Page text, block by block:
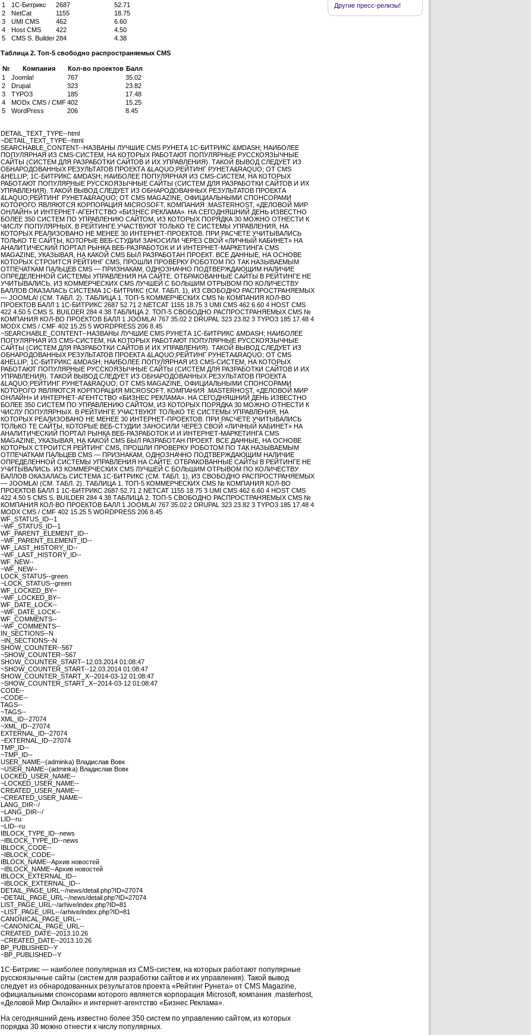
1
1С-Битрикс 2687
52.71
2
NetCat 1155
18.75
3
UMI CMS 462
6.60
4
Host CMS 422
4.50
5
CMS S. Builder284 4.38
Таблица 2. Топ-5 свободно распространяемых CMS
№ Компания Кол-во проектов Балл
1
Joomla! 767
35.02
2
Drupal 323
23.82
3
TYPO3 185
17.48
4
MODx CMS / CMF402
15.25
5
WordPress 206 8.45
DETAIL_TEXT_TYPE--html
~DETAIL_TEXT_TYPE--html
SEARCHABLE_CONTENT--НАЗВАНЫ ЛУЧШИЕ CMS РУНЕТА 1С-БИТРИКС &MDASH; НАИБОЛЕЕ
ПОПУЛЯРНАЯ ИЗ CMS-СИСТЕМ, НА КОТОРЫХ РАБОТАЮТ ПОПУЛЯРНЫЕ РУССКОЯЗЫЧНЫЕ
САЙТЫ (СИСТЕМ ДЛЯ РАЗРАБОТКИ САЙТОВ И ИХ УПРАВЛЕНИЯ). ТАКОЙ ВЫВОД СЛЕДУЕТ ИЗ
ОБНАРОДОВАННЫХ РЕЗУЛЬТАТОВ ПРОЕКТА &LAQUO;РЕЙТИНГ РУНЕТА&RAQUO; ОТ CMS
&HELLIP; 1С-БИТРИКС &MDASH; НАИБОЛЕЕ ПОПУЛЯРНАЯ ИЗ CMS-СИСТЕМ, НА КОТОРЫХ
РАБОТАЮТ ПОПУЛЯРНЫЕ РУССКОЯЗЫЧНЫЕ САЙТЫ (СИСТЕМ ДЛЯ РАЗРАБОТКИ САЙТОВ И ИХ
УПРАВЛЕНИЯ). ТАКОЙ ВЫВОД СЛЕДУЕТ ИЗ ОБНАРОДОВАННЫХ РЕЗУЛЬТАТОВ ПРОЕКТА
&LAQUO;РЕЙТИНГ РУНЕТА&RAQUO; ОТ CMS MAGAZINE, ОФИЦИАЛЬНЫМИ СПОНСОРАМИ
КОТОРОГО ЯВЛЯЮТСЯ КОРПОРАЦИЯ MICROSOFT, КОМПАНИЯ .MASTERHOST, «ДЕЛОВОЙ МИР
ОНЛАЙН» И ИНТЕРНЕТ-АГЕНТСТВО «БИЗНЕС РЕКЛАМА». НА СЕГОДНЯШНИЙ ДЕНЬ ИЗВЕСТНО
БОЛЕЕ 350 СИСТЕМ ПО УПРАВЛЕНИЮ САЙТОМ, ИЗ КОТОРЫХ ПОРЯДКА 30 МОЖНО ОТНЕСТИ К
ЧИСЛУ ПОПУЛЯРНЫХ. В РЕЙТИНГЕ УЧАСТВУЮТ ТОЛЬКО ТЕ СИСТЕМЫ УПРАВЛЕНИЯ, НА
КОТОРЫХ РЕАЛИЗОВАНО НЕ МЕНЕЕ 30 ИНТЕРНЕТ-ПРОЕКТОВ. ПРИ РАСЧЕТЕ УЧИТЫВАЛИСЬ
ТОЛЬКО ТЕ САЙТЫ, КОТОРЫЕ ВЕБ-СТУДИИ ЗАНОСИЛИ ЧЕРЕЗ СВОЙ «ЛИЧНЫЙ КАБИНЕТ» НА
АНАЛИТИЧЕСКИЙ ПОРТАЛ РЫНКА ВЕБ-РАЗРАБОТОК И И ИНТЕРНЕТ-МАРКЕТИНГА CMS
MAGAZINE, УКАЗЫВАЯ, НА КАКОЙ CMS БЫЛ РАЗРАБОТАН ПРОЕКТ. ВСЕ ДАННЫЕ, НА ОСНОВЕ
КОТОРЫХ СТРОИТСЯ РЕЙТИНГ CMS, ПРОШЛИ ПРОВЕРКУ РОБОТОМ ПО ТАК НАЗЫВАЕМЫМ
ОТПЕЧАТКАМ ПАЛЬЦЕВ CMS — ПРИЗНАКАМ, ОДНОЗНАЧНО ПОДТВЕРЖДАЮЩИМ НАЛИЧИЕ
ОПРЕДЕЛЕННОЙ СИСТЕМЫ УПРАВЛЕНИЯ НА САЙТЕ. ОТБРАКОВАННЫЕ САЙТЫ В РЕЙТИНГЕ НЕ
УЧИТЫВАЛИСЬ. ИЗ КОММЕРЧЕСКИХ CMS ЛУЧШЕЙ C БОЛЬШИМ ОТРЫВОМ ПО КОЛИЧЕСТВУ
БАЛЛОВ ОКАЗАЛАСЬ СИСТЕМА 1С-БИТРИКС (СМ. ТАБЛ. 1), ИЗ СВОБОДНО РАСПРОСТРАНЯЕМЫХ
— JOOMLA! (СМ. ТАБЛ. 2). ТАБЛИЦА 1. ТОП-5 КОММЕРЧЕСКИХ CMS № КОМПАНИЯ КОЛ-ВО
ПРОЕКТОВ БАЛЛ 1 1С-БИТРИКС 2687 52.71 2 NETCAT 1155 18.75 3 UMI CMS 462 6.60 4 HOST CMS
422 4.50 5 CMS S. BUILDER 284 4.38 ТАБЛИЦА 2. ТОП-5 СВОБОДНО РАСПРОСТРАНЯЕМЫХ CMS №
КОМПАНИЯ КОЛ-ВО ПРОЕКТОВ БАЛЛ 1 JOOMLA! 767 35.02 2 DRUPAL 323 23.82 3 TYPO3 185 17.48 4
MODX CMS / CMF 402 15.25 5 WORDPRESS 206 8.45
~SEARCHABLE_CONTENT--НАЗВАНЫ ЛУЧШИЕ CMS РУНЕТА 1С-БИТРИКС &MDASH; НАИБОЛЕЕ
ПОПУЛЯРНАЯ ИЗ CMS-СИСТЕМ, НА КОТОРЫХ РАБОТАЮТ ПОПУЛЯРНЫЕ РУССКОЯЗЫЧНЫЕ
САЙТЫ (СИСТЕМ ДЛЯ РАЗРАБОТКИ САЙТОВ И ИХ УПРАВЛЕНИЯ). ТАКОЙ ВЫВОД СЛЕДУЕТ ИЗ
ОБНАРОДОВАННЫХ РЕЗУЛЬТАТОВ ПРОЕКТА &LAQUO;РЕЙТИНГ РУНЕТА&RAQUO; ОТ CMS
&HELLIP; 1С-БИТРИКС &MDASH; НАИБОЛЕЕ ПОПУЛЯРНАЯ ИЗ CMS-СИСТЕМ, НА КОТОРЫХ
РАБОТАЮТ ПОПУЛЯРНЫЕ РУССКОЯЗЫЧНЫЕ САЙТЫ (СИСТЕМ ДЛЯ РАЗРАБОТКИ САЙТОВ И ИХ
УПРАВЛЕНИЯ). ТАКОЙ ВЫВОД СЛЕДУЕТ ИЗ ОБНАРОДОВАННЫХ РЕЗУЛЬТАТОВ ПРОЕКТА
&LAQUO;РЕЙТИНГ РУНЕТА&RAQUO; ОТ CMS MAGAZINE, ОФИЦИАЛЬНЫМИ СПОНСОРАМИ
КОТОРОГО ЯВЛЯЮТСЯ КОРПОРАЦИЯ MICROSOFT, КОМПАНИЯ .MASTERHOST, «ДЕЛОВОЙ МИР
ОНЛАЙН» И ИНТЕРНЕТ-АГЕНТСТВО «БИЗНЕС РЕКЛАМА». НА СЕГОДНЯШНИЙ ДЕНЬ ИЗВЕСТНО
БОЛЕЕ 350 СИСТЕМ ПО УПРАВЛЕНИЮ САЙТОМ, ИЗ КОТОРЫХ ПОРЯДКА 30 МОЖНО ОТНЕСТИ К
ЧИСЛУ ПОПУЛЯРНЫХ. В РЕЙТИНГЕ УЧАСТВУЮТ ТОЛЬКО ТЕ СИСТЕМЫ УПРАВЛЕНИЯ, НА
КОТОРЫХ РЕАЛИЗОВАНО НЕ МЕНЕЕ 30 ИНТЕРНЕТ-ПРОЕКТОВ. ПРИ РАСЧЕТЕ УЧИТЫВАЛИСЬ
ТОЛЬКО ТЕ САЙТЫ, КОТОРЫЕ ВЕБ-СТУДИИ ЗАНОСИЛИ ЧЕРЕЗ СВОЙ «ЛИЧНЫЙ КАБИНЕТ» НА
АНАЛИТИЧЕСКИЙ ПОРТАЛ РЫНКА ВЕБ-РАЗРАБОТОК И И ИНТЕРНЕТ-МАРКЕТИНГА CMS
MAGAZINE, УКАЗЫВАЯ, НА КАКОЙ CMS БЫЛ РАЗРАБОТАН ПРОЕКТ. ВСЕ ДАННЫЕ, НА ОСНОВЕ
КОТОРЫХ СТРОИТСЯ РЕЙТИНГ CMS, ПРОШЛИ ПРОВЕРКУ РОБОТОМ ПО ТАК НАЗЫВАЕМЫМ
ОТПЕЧАТКАМ ПАЛЬЦЕВ CMS — ПРИЗНАКАМ, ОДНОЗНАЧНО ПОДТВЕРЖДАЮЩИМ НАЛИЧИЕ
ОПРЕДЕЛЕННОЙ СИСТЕМЫ УПРАВЛЕНИЯ НА САЙТЕ. ОТБРАКОВАННЫЕ САЙТЫ В РЕЙТИНГЕ НЕ
УЧИТЫВАЛИСЬ. ИЗ КОММЕРЧЕСКИХ CMS ЛУЧШЕЙ C БОЛЬШИМ ОТРЫВОМ ПО КОЛИЧЕСТВУ
БАЛЛОВ ОКАЗАЛАСЬ СИСТЕМА 1С-БИТРИКС (СМ. ТАБЛ. 1), ИЗ СВОБОДНО РАСПРОСТРАНЯЕМЫХ
— JOOMLA! (СМ. ТАБЛ. 2). ТАБЛИЦА 1. ТОП-5 КОММЕРЧЕСКИХ CMS № КОМПАНИЯ КОЛ-ВО
ПРОЕКТОВ БАЛЛ 1 1С-БИТРИКС 2687 52.71 2 NETCAT 1155 18.75 3 UMI CMS 462 6.60 4 HOST CMS
422 4.50 5 CMS S. BUILDER 284 4.38 ТАБЛИЦА 2. ТОП-5 СВОБОДНО РАСПРОСТРАНЯЕМЫХ CMS №
КОМПАНИЯ КОЛ-ВО ПРОЕКТОВ БАЛЛ 1 JOOMLA! 767 35.02 2 DRUPAL 323 23.82 3 TYPO3 185 17.48 4
MODX CMS / CMF 402 15.25 5 WORDPRESS 206 8.45
WF_STATUS_ID--1
~WF_STATUS_ID--1
WF_PARENT_ELEMENT_ID--
~WF_PARENT_ELEMENT_ID--
WF_LAST_HISTORY_ID--
~WF_LAST_HISTORY_ID--
WF_NEW--
~WF_NEW--
LOCK_STATUS--green
~LOCK_STATUS--green
WF_LOCKED_BY--
~WF_LOCKED_BY--
WF_DATE_LOCK--
~WF_DATE_LOCK--
WF_COMMENTS--
~WF_COMMENTS--
IN_SECTIONS--N
~IN_SECTIONS--N
SHOW_COUNTER--567
~SHOW_COUNTER--567
SHOW_COUNTER_START--12.03.2014 01:08:47
~SHOW_COUNTER_START--12.03.2014 01:08:47
SHOW_COUNTER_START_X--2014-03-12 01:08:47
~SHOW_COUNTER_START_X--2014-03-12 01:08:47
CODE--
~CODE--
TAGS--
~TAGS--
XML_ID--27074
~XML_ID--27074
EXTERNAL_ID--27074
~EXTERNAL_ID--27074
TMP_ID--
~TMP_ID--
USER_NAME--(adminka) Владислав Вовк
~USER_NAME--(adminka) Владислав Вовк
LOCKED_USER_NAME--
~LOCKED_USER_NAME--
CREATED_USER_NAME--
~CREATED_USER_NAME--
LANG_DIR--/
~LANG_DIR--/
LID--ru
~LID--ru
IBLOCK_TYPE_ID--news
~IBLOCK_TYPE_ID--news
IBLOCK_CODE--
~IBLOCK_CODE--
IBLOCK_NAME--Архив новостей
~IBLOCK_NAME--Архив новостей
IBLOCK_EXTERNAL_ID--
~IBLOCK_EXTERNAL_ID--
DETAIL_PAGE_URL--/news/detail.php?ID=27074
~DETAIL_PAGE_URL--/news/detail.php?ID=27074
LIST_PAGE_URL--/arhive/index.php?ID=81
~LIST_PAGE_URL--/arhive/index.php?ID=81
CANONICAL_PAGE_URL--
~CANONICAL_PAGE_URL--
CREATED_DATE--2013.10.26
~CREATED_DATE--2013.10.26
BP_PUBLISHED--Y
~BP_PUBLISHED--Y
1С-Битрикс — наиболее популярная из CMS-систем, на которых работают популярные
русскоязычные сайты (систем для разработки сайтов и их управления). Такой вывод
следует из обнародованных результатов проекта «Рейтинг Рунета» от CMS Magazine,
официальными спонсорами которого являются корпорация Microsoft, компания .masterhost,
«Деловой Мир Онлайн» и интернет-агентство «Бизнес Реклама».
На сегодняшний день известно более 350 систем по управлению сайтом, из которых
порядка 30 можно отнести к числу популярных.
Другие пресс-релизы!